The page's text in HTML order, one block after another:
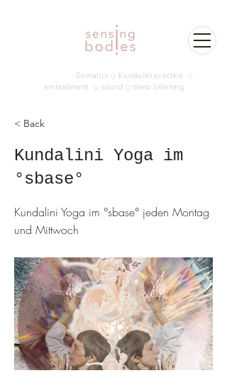
Somatics ⍜ Kundalini practice ⍜
embodiment ⍜ sound ⍜ deep listening
< Back
Kundalini Yoga im
°sbase°
Kundalini Yoga im °sbase° jeden Montag
und Mittwoch